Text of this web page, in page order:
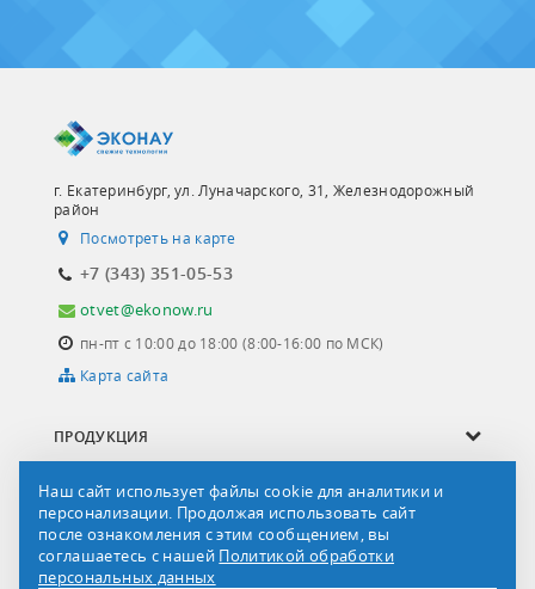
г. Екатеринбург, ул. Луначарского, 31, Железнодорожный
район
Посмотреть на карте
+7 (343) 351-05-53
otvet@ekonow.ru
пн-пт с 10:00 до 18:00 (8:00-16:00 по МСК)
Карта сайта
ПРОДУКЦИЯ
СЕРВИС И УСЛУГИ
О КОМПАНИИ
Наш сайт использует файлы cookie для аналитики и
персонализации. Продолжая использовать сайт
после ознакомления с этим сообщением, вы
соглашаетесь с нашей Политикой обработки
персональных данных